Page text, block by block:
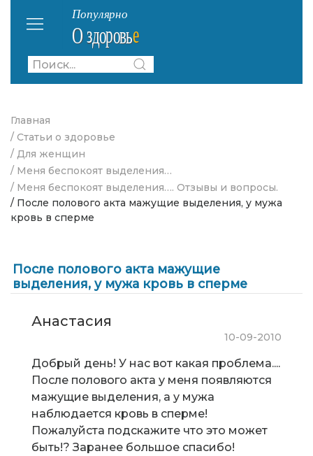
Главная
/ Статьи о здоровье
/ Для женщин
/ Меня беспокоят выделения…
/ Меня беспокоят выделения…. Отзывы и вопросы.
/ После полового акта мажущие выделения, у мужа
кровь в сперме
После полового акта мажущие
выделения, у мужа кровь в сперме
Анастасия
10-09-2010
Добрый день! У нас вот какая проблема....
После полового акта у меня появляются
мажущие выделения, а у мужа
наблюдается кровь в сперме!
Пожалуйста подскажите что это может
быть!? Заранее большое спасибо!